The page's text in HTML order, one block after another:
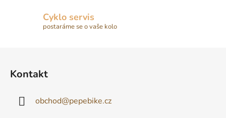
Cyklo servis
postaráme se o vaše kolo
Kontakt
obchod@pepebike.cz